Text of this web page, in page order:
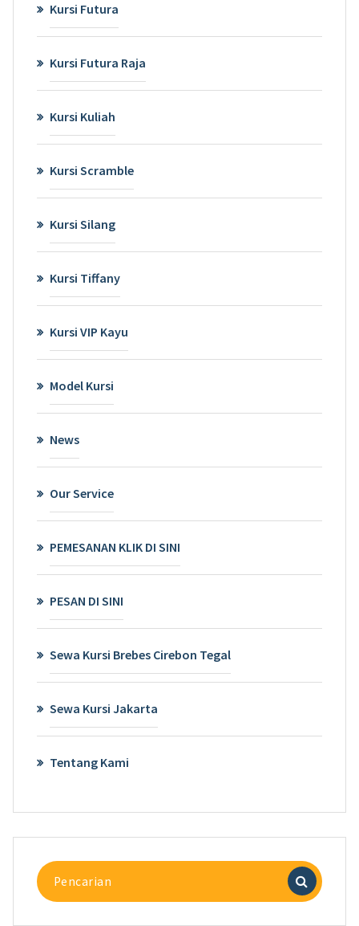
Kursi Futura
Kursi Futura Raja
Kursi Kuliah
Kursi Scramble
Kursi Silang
Kursi Tiffany
Kursi VIP Kayu
Model Kursi
News
Our Service
PEMESANAN KLIK DI SINI
PESAN DI SINI
Sewa Kursi Brebes Cirebon Tegal
Sewa Kursi Jakarta
Tentang Kami
Pencarian
untuk: